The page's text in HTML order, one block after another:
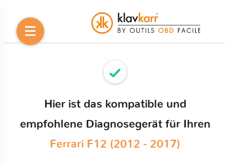
Hier ist das kompatible und
empfohlene Diagnosegerät für Ihren
Ferrari F12 (2012 - 2017)